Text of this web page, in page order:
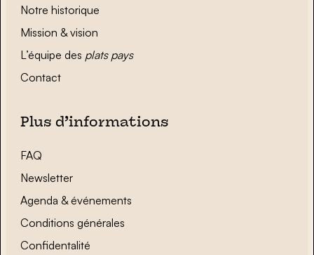
Notre historique
Mission & vision
L’équipe des plats pays
Contact
Plus d’informations
FAQ
Newsletter
Agenda & événements
Conditions générales
Confidentalité